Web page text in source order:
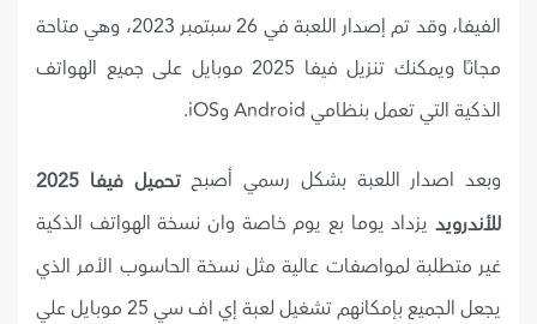
الفيفا، وقد تم إصدار اللعبة في 26 سبتمبر 2023، وهي متاحة
مجانًا ويمكنك تنزيل فيفا 2025 موبايل على جميع الهواتف
الذكية التي تعمل بنظامي Android وiOS.
وبعد اصدار اللعبة بشكل رسمي أصبح
تحميل فيفا 2025
للأندرويد يزداد يوما بع يوم خاصة وان نسخة الهواتف الذكية
غير متطلبة لمواصفات عالية مثل نسخة الحاسوب الأمر الذي
يجعل الجميع بإمكانهم تشغيل لعبة إي اف سي 25 موبايل علي